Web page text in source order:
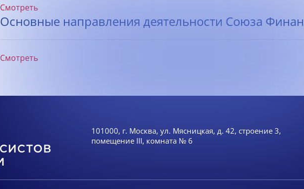
Смотреть
Основные направления деятельности Союза
Смотреть
101000, г. Москва, ул. Мясницкая, д. 42, строение 3,
помещение III, комната № 6